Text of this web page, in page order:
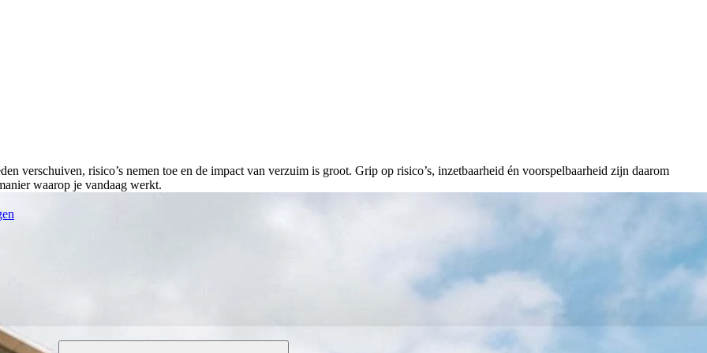
verschuiven, risico’s nemen toe en de impact van verzuim is groot. Grip op risico’s, inzetbaarheid én voorspelbaarheid zijn daarom
waarop je vandaag werkt.